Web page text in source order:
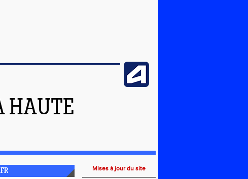
HAUTE
Mises à jour du site